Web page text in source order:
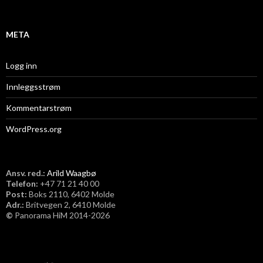
META
Logg inn
Innleggsstrøm
Kommentarstrøm
WordPress.org
Ansv. red.: Arild Waagbø
Telefon: ​+47 71 21 40 00
Post: Boks 2110, 6402 Molde
Adr.: Britvegen 2, 6410 Molde
© Panorama HiM 2014-2026